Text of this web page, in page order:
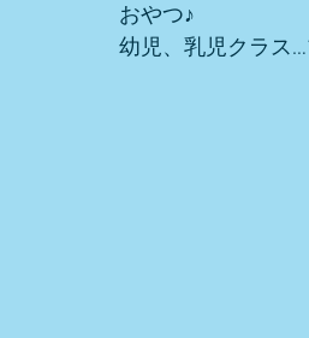
おやつ♪
幼児、乳児クラス